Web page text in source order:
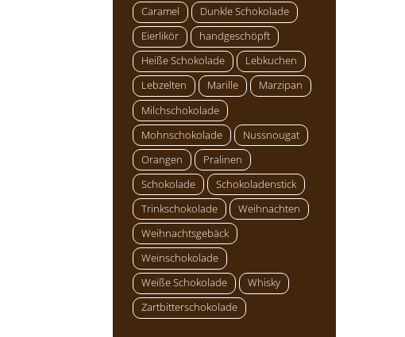
Caramel
Dunkle Schokolade
Eierlikör
handgeschöpft
Heiße Schokolade
Lebkuchen
Lebzelten
Marille
Marzipan
Milchschokolade
Mohnschokolade
Nussnougat
Orangen
Pralinen
Schokolade
Schokoladenstick
Trinkschokolade
Weihnachten
Weihnachtsgebäck
Weinschokolade
Weiße Schokolade
Whisky
Zartbitterschokolade